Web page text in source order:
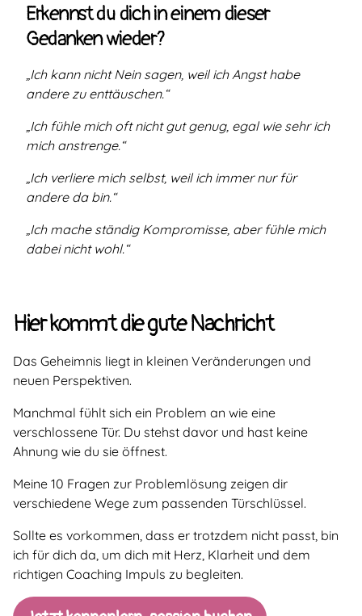
Erkennst du dich in einem dieser
Gedanken wieder?
„Ich kann nicht Nein sagen, weil ich Angst habe
andere zu enttäuschen.“
„Ich fühle mich oft nicht gut genug, egal wie sehr ich
mich anstrenge.“
„Ich verliere mich selbst, weil ich immer nur für
andere da bin.“
„Ich mache ständig Kompromisse, aber fühle mich
dabei nicht wohl.“
Hier kommt die gute Nachricht
Das Geheimnis liegt in kleinen Veränderungen und
neuen Perspektiven.
Manchmal fühlt sich ein Problem an wie eine
verschlossene Tür. Du stehst davor und hast keine
Ahnung wie du sie öffnest.
Meine 10 Fragen zur Problemlösung zeigen dir
verschiedene Wege zum passenden Türschlüssel.
Sollte es vorkommen, dass er trotzdem nicht passt, bin
ich für dich da, um dich mit Herz, Klarheit und dem
richtigen Coaching Impuls zu begleiten.